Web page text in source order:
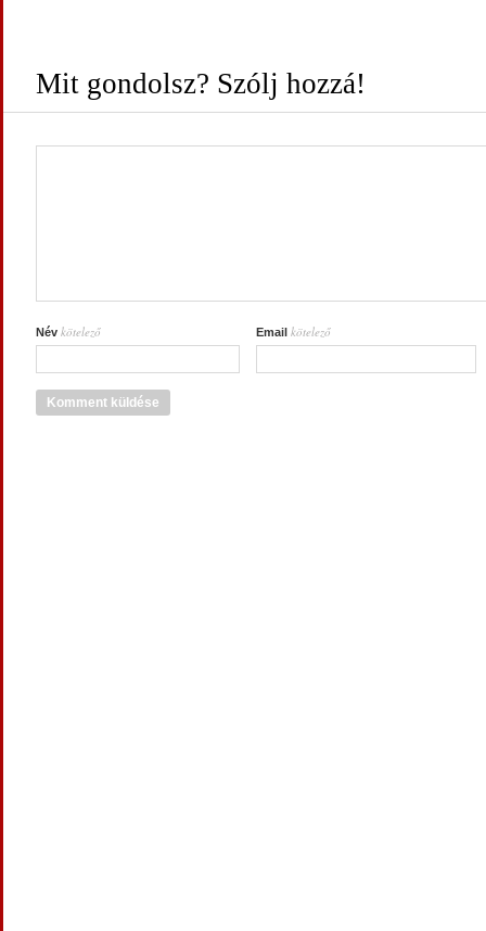
Mit gondolsz? Szólj hozzá!
Név kötelező Email kötelező